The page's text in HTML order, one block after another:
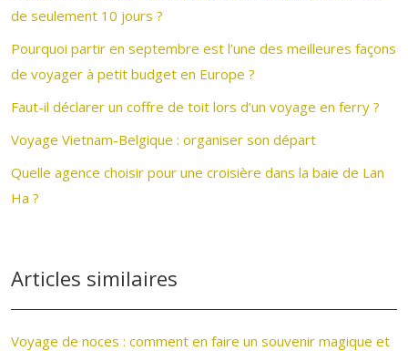
de seulement 10 jours ?
Pourquoi partir en septembre est l’une des meilleures façons
de voyager à petit budget en Europe ?
Faut-il déclarer un coffre de toit lors d’un voyage en ferry ?
Voyage Vietnam-Belgique : organiser son départ
Quelle agence choisir pour une croisière dans la baie de Lan
Ha ?
Articles similaires
Voyage de noces : comment en faire un souvenir magique et